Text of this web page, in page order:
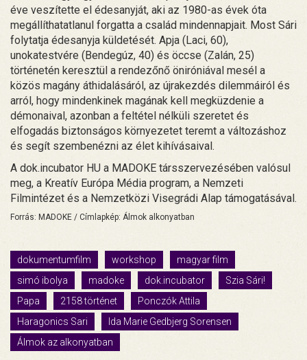
éve veszítette el édesanyját, aki az 1980-as évek óta
megállíthatatlanul forgatta a család mindennapjait. Most Sári
folytatja édesanyja küldetését. Apja (Laci, 60),
unokatestvére (Bendegúz, 40) és öccse (Zalán, 25)
történetén keresztül a rendezőnő öniróniával mesél a
közös magány áthidalásáról, az újrakezdés dilemmáiról és
arról, hogy mindenkinek magának kell megküzdenie a
démonaival, azonban a feltétel nélküli szeretet és
elfogadás biztonságos környezetet teremt a változáshoz
és segít szembenézni az élet kihívásaival.
A dok.incubator HU a MADOKE társszervezésében valósul
meg, a Kreatív Európa Média program, a Nemzeti
Filmintézet és a Nemzetközi Visegrádi Alap támogatásával.
Forrás: MADOKE / Címlapkép: Álmok alkonyatban
dokumentumfilm workshop
magyar film
simó ibolya
madoke dok.incubator
Szia Sári!
Papa
2158 történet
Ponczók Attila
Haragonics Sari
Ida Marie Gedbjerg Sorensen
Álmok az alkonyatban